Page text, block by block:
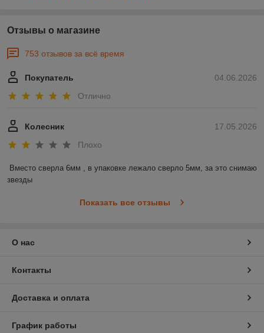
Отзывы о магазине
753 отзывов за всё время
04.06.2026
Покупатель
Отлично
17.05.2026
Колесник
Плохо
Вместо сверла 6мм , в упаковке лежало сверло 5мм, за это снимаю
звезды
Показать все отзывы
О нас
Контакты
Доставка и оплата
График работы